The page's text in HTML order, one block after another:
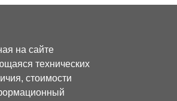
на сайте
технических
стоимости